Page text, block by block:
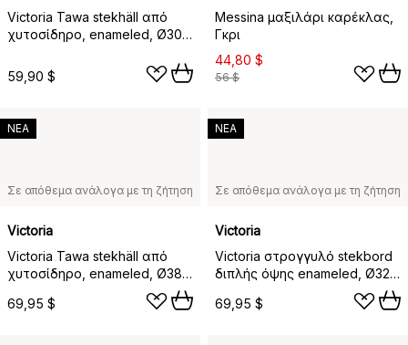
Victoria Tawa stekhäll από
χυτοσίδηρο, enameled, Ø30
59,90 $
Messina μαξιλάρι καρέκλας,
Γκρι
44,80 $
56 $
Σε απόθεμα ανάλογα με τη ζήτηση
Victoria
Victoria Tawa stekhäll από
χυτοσίδηρο, enameled, Ø38
69,95 $
ΝΕΑ
Σε απόθεμα ανάλογα με τη ζήτηση
Victoria
Victoria στρογγυλό stekbord
διπλής όψης enameled, Ø32
69,95 $
ΝΕΑ